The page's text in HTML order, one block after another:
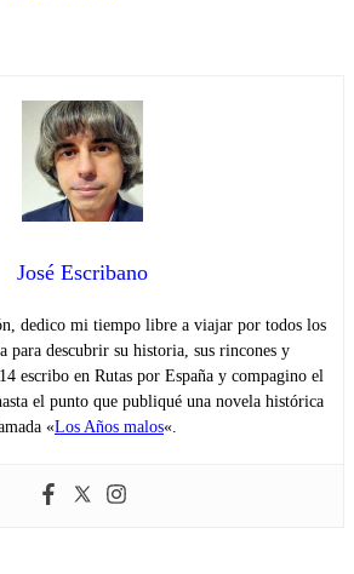
José Escribano
dedico mi tiempo libre a viajar por todos los
para descubrir su historia, sus rincones y
escribo en Rutas por España y compagino el
el punto que publiqué una novela histórica
«Los Años malos«.